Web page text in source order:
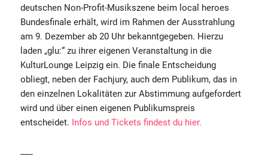
deutschen Non-Profit-Musikszene beim local heroes
Bundesfinale erhält, wird im Rahmen der Ausstrahlung
am 9. Dezember ab 20 Uhr bekanntgegeben. Hierzu
laden „glu:“ zu ihrer eigenen Veranstaltung in die
KulturLounge Leipzig ein. Die finale Entscheidung
obliegt, neben der Fachjury, auch dem Publikum, das in
den einzelnen Lokalitäten zur Abstimmung aufgefordert
wird und über einen eigenen Publikumspreis
entscheidet. Infos und Tickets findest du hier.